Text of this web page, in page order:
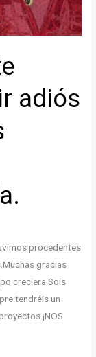
adiós
procedentes
gracias
creciera.Sois
tendréis un
¡NOS